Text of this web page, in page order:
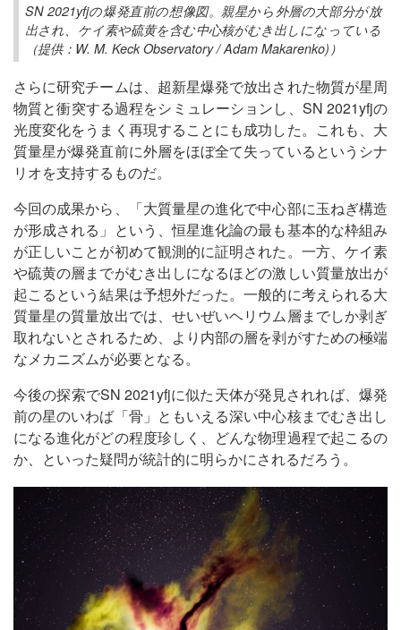
SN 2021yfjの爆発直前の想像図。親星から外層の大部分が放
出され、ケイ素や硫黄を含む中心核がむき出しになっている
（提供：W. M. Keck Observatory / Adam Makarenko)）
さらに研究チームは、超新星爆発で放出された物質が星周
物質と衝突する過程をシミュレーションし、SN 2021yfjの
光度変化をうまく再現することにも成功した。これも、大
質量星が爆発直前に外層をほぼ全て失っているというシナ
リオを支持するものだ。
今回の成果から、「大質量星の進化で中心部に玉ねぎ構造
が形成される」という、恒星進化論の最も基本的な枠組み
が正しいことが初めて観測的に証明された。一方、ケイ素
や硫黄の層までがむき出しになるほどの激しい質量放出が
起こるという結果は予想外だった。一般的に考えられる大
質量星の質量放出では、せいぜいヘリウム層までしか剥ぎ
取れないとされるため、より内部の層を剥がすための極端
なメカニズムが必要となる。
今後の探索でSN 2021yfjに似た天体が発見されれば、爆発
前の星のいわば「骨」ともいえる深い中心核までむき出し
になる進化がどの程度珍しく、どんな物理過程で起こるの
か、といった疑問が統計的に明らかにされるだろう。